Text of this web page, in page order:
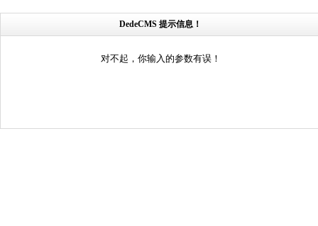
DedeCMS 提示信息！
对不起，你输入的参数有误！